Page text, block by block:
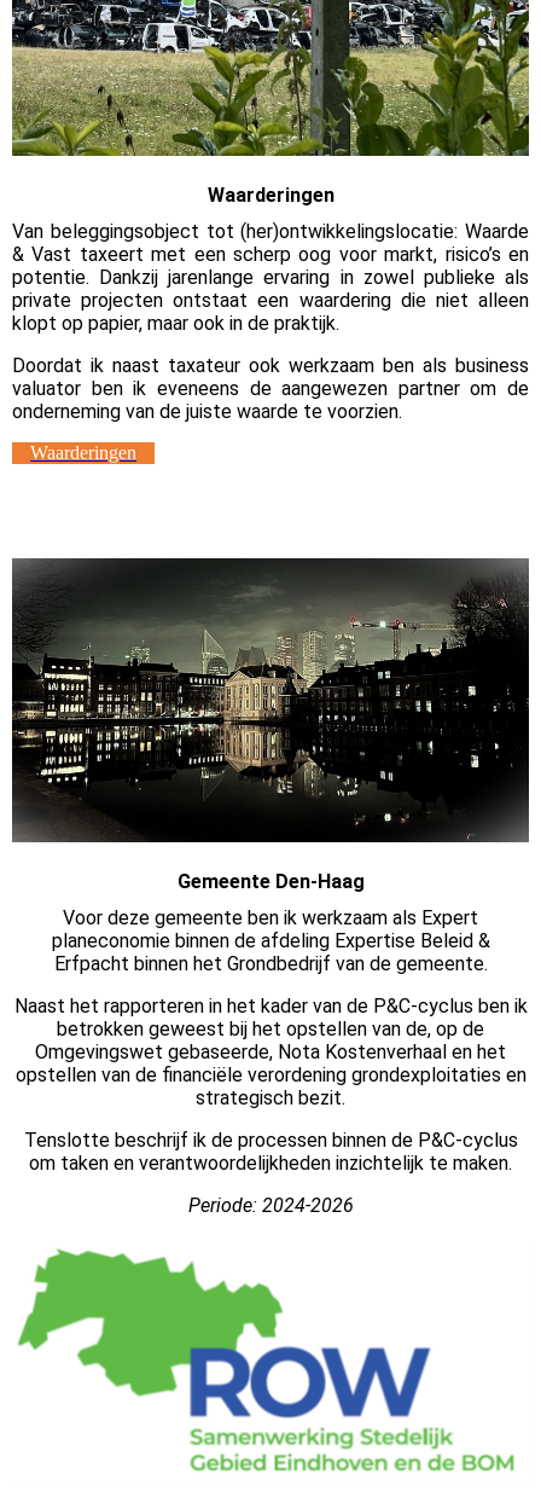
Waarderingen
Van beleggingsobject tot (her)ontwikkelingslocatie: Waarde
& Vast taxeert met een scherp oog voor markt, risico’s en
potentie. Dankzij jarenlange ervaring in zowel publieke als
private projecten ontstaat een waardering die niet alleen
klopt op papier, maar ook in de praktijk.
Doordat ik naast taxateur ook werkzaam ben als business
valuator ben ik eveneens de aangewezen partner om de
onderneming van de juiste waarde te voorzien.
Waarderingen
Gemeente Den-Haag
Voor deze gemeente ben ik werkzaam als Expert
planeconomie binnen de afdeling Expertise Beleid &
Erfpacht binnen het Grondbedrijf van de gemeente.
Naast het rapporteren in het kader van de P&C-cyclus ben ik
betrokken geweest bij het opstellen van de, op de
Omgevingswet gebaseerde, Nota Kostenverhaal en het
opstellen van de financiële verordening grondexploitaties en
strategisch bezit.
Tenslotte beschrijf ik de processen binnen de P&C-cyclus
om taken en verantwoordelijkheden inzichtelijk te maken.
Periode: 2024-2026